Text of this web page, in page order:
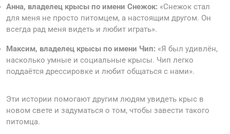
Анна, владелец крысы по имени Снежок: «Снежок стал
для меня не просто питомцем, а настоящим другом. Он
всегда рад меня видеть и любит играть».
Максим, владелец крысы по имени Чип: «Я был удивлён,
насколько умные и социальные крысы. Чип легко
поддаётся дрессировке и любит общаться с нами».
Эти истории помогают другим людям увидеть крыс в
новом свете и задуматься о том, чтобы завести такого
питомца.